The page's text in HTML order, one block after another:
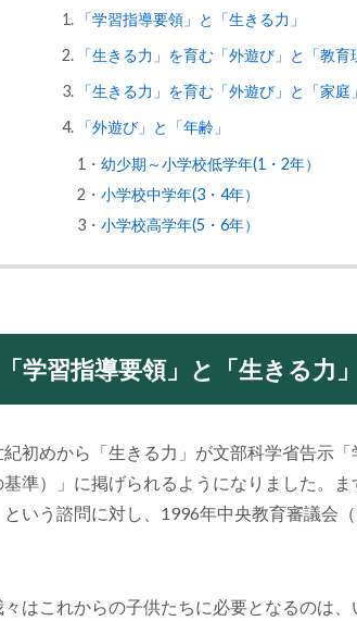
「学習指導要領」と「生きる力」
「生きる力」を育む「外遊び」と「教育
「生きる力」を育む「外遊び」と「家庭」
「外遊び」と「年齢」
1・ 幼少期～小学校低学年(1・2年）
2・ 小学校中学年(3・4年）
3・ 小学校高学年(5・6年）
「学習指導要領」と「生きる力」
紀初めから「生きる力」が文部科学省告示
基準）」に掲げられるようになりました。
という諮問に対し、1996年中央教育審議会
々はこれからの子供たちに必要となるのは